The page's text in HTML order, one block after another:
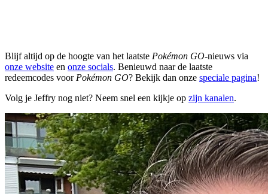
Blijf altijd op de hoogte van het laatste Pokémon GO-nieuws via
onze website en onze socials. Benieuwd naar de laatste
redeemcodes voor Pokémon GO? Bekijk dan onze speciale pagina!
Volg je Jeffry nog niet? Neem snel een kijkje op zijn kanalen.